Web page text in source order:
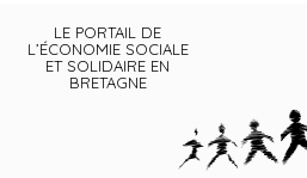
LE PORTAIL DE
L’ÉCONOMIE SOCIALE
ET SOLIDAIRE EN
BRETAGNE